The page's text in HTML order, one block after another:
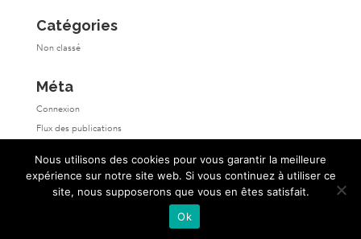
Catégories
Non classé
Méta
Connexion
Flux des publications
Site de WordPress-FR
Nous utilisons des cookies pour vous garantir la meilleure
expérience sur notre site web. Si vous continuez à utiliser ce
site, nous supposerons que vous en êtes satisfait.
Ok